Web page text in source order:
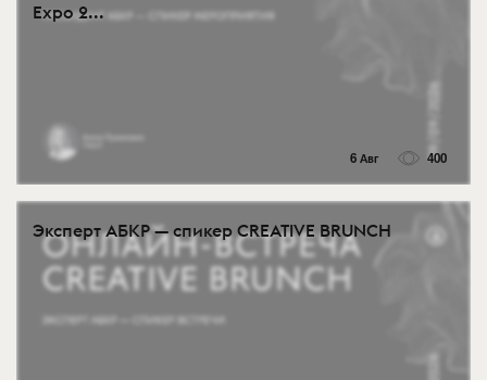
Expo 2...
6 Авг 400
Эксперт АБКР — спикер CREATIVE BRUNCH